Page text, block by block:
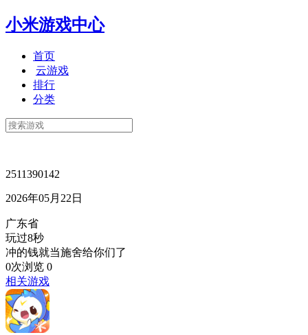
小米游戏中心
首页
云游戏
排行
分类
2511390142
2026年05月22日
广东省
玩过8秒
冲的钱就当施舍给你们了
0次浏览 0
相关游戏